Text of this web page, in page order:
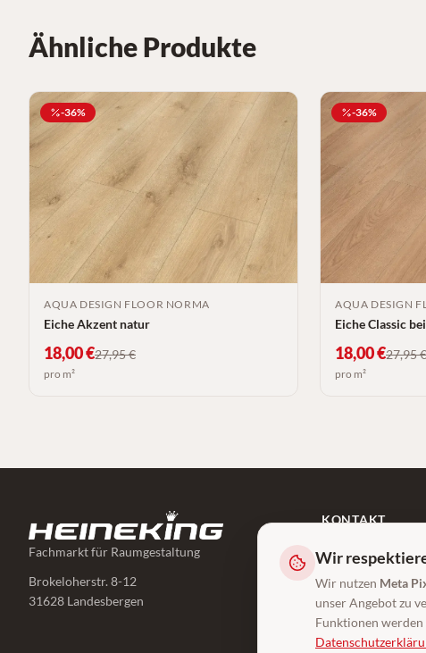
Ähnliche Produkte
-36%
AQUA DESIGN FLOOR NORMA
Eiche Akzent natur
18,00€27,95€
pro m²
-36%
AQUA DESIGN
Eiche Classic
18,00€27,95€
pro m²
Fachmarkt für Raumgestaltung
Brokeloherstr. 8-12
31628 Landesbergen
KONTAKT
Wir
Wir nutzen Meta
unser Angebot zu
Funktionen